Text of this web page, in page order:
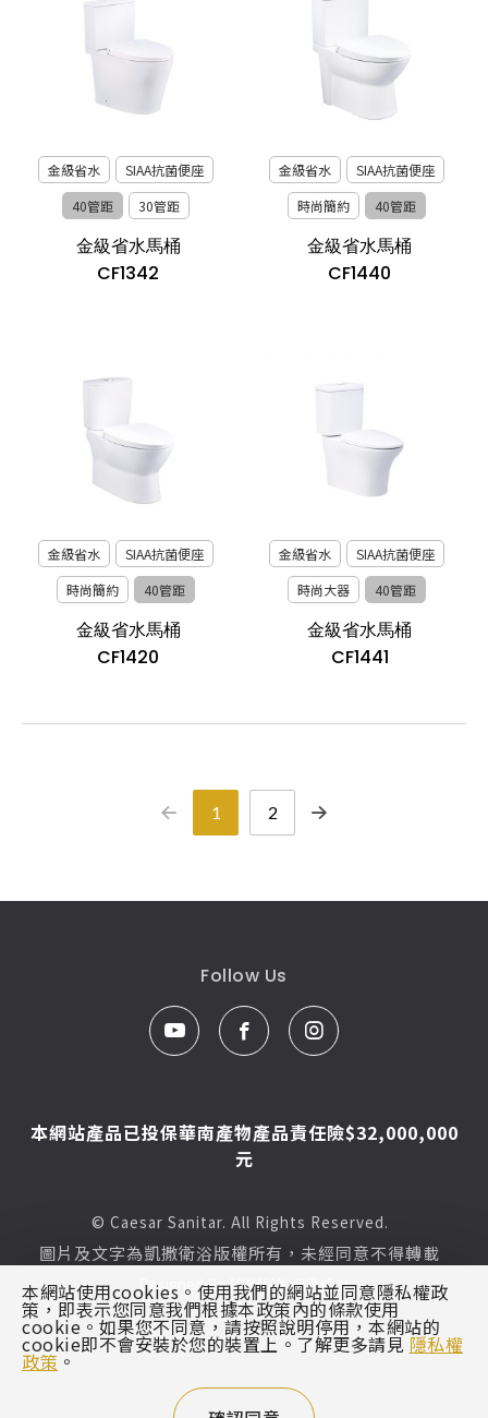
金級省水
SIAA抗菌便座
40管距
30管距
金級省水馬桶
CF1342
金級省水
SIAA抗菌便座
時尚簡約
40管距
金級省水馬桶
CF1440
金級省水
SIAA抗菌便座
時尚簡約
40管距
金級省水馬桶
CF1420
金級省水
SIAA抗菌便座
時尚大器
40管距
金級省水馬桶
CF1441
1 2
Follow Us
本網站產品已投保華南產物產品責任險$32,000,000
元
© Caesar Sanitar. All Rights Reserved.
圖片及文字為凱撒衛浴版權所有，未經同意不得轉載
Designed ByMINMAX 網頁設計
區域
本網站使用cookies。使用我們的網站並同意隱私權政
策，即表示您同意我們根據本政策內的條款使用
cookie。如果您不同意，請按照說明停用，本網站的
cookie即不會安裝於您的裝置上。了解更多請見 隱私權
政策 。